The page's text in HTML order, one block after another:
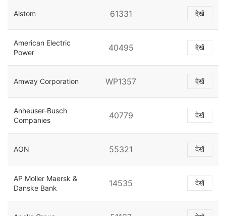
Alstom 61331 देखें
American Electric
Power
40495 देखें
Amway Corporation WP1357 देखें
Anheuser-Busch
Companies
40779 देखें
AON 55321 देखें
AP Moller Maersk &
Danske Bank
14535 देखें